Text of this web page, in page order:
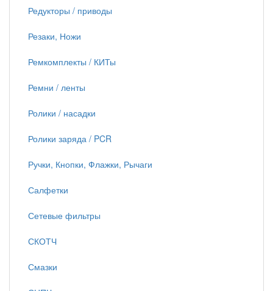
Редукторы / приводы
Резаки, Ножи
Ремкомплекты / КИТы
Ремни / ленты
Ролики / насадки
Ролики заряда / PCR
Ручки, Кнопки, Флажки, Рычаги
Салфетки
Сетевые фильтры
СКОТЧ
Смазки